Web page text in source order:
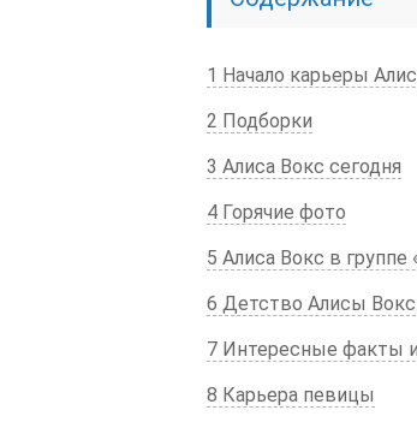
1 Начало карьеры
2 Подборки
3 Алиса Вокс сегодня
4 Горячие фото
5 Алиса Вокс в группе
6 Детство Алисы Вокс
7 Интересные факты
8 Карьера певицы